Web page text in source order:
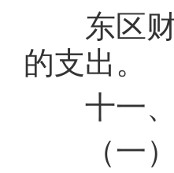
东区财
的支出。
十一、
（一）